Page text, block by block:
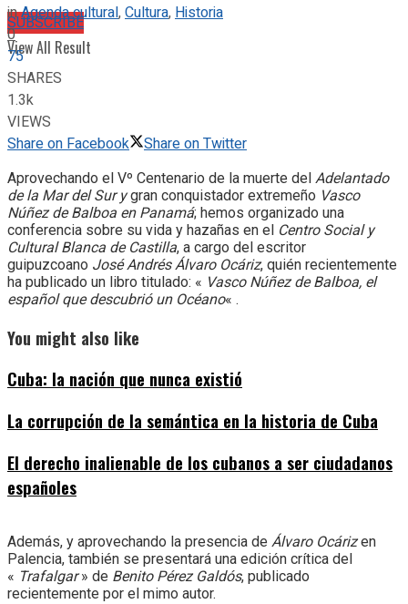
SUBSCRIBE
View All Result
inAgenda cultural,Cultura,Historia
0
75
SHARES
1.3k
VIEWS
Share on Facebook
Share on Twitter
Aprovechando el Vº Centenario de la muerte del Adelantado
de la Mar del Sur ygran conquistador extremeño Vasco
Núñez de Balboa en Panamá; hemos organizado una
conferencia sobre su vida y hazañas en el Centro Social y
Cultural Blanca de Castilla, a cargo del escritor
guipuzcoano José Andrés Álvaro Ocáriz, quién recientemente
ha publicado un libro titulado: « Vasco Núñez de Balboa, el
español que descubrió un Océano« .
You might also like
Cuba: la nación que nunca existió
La corrupción de la semántica en la historia de Cuba
El derecho inalienable de los cubanos a ser ciudadanos
españoles
Además, y aprovechando la presencia de Álvaro Ocárizen
Palencia, también se presentará una edición crítica del
« Trafalgar» de Benito Pérez Galdós, publicado
recientemente por el mimo autor.